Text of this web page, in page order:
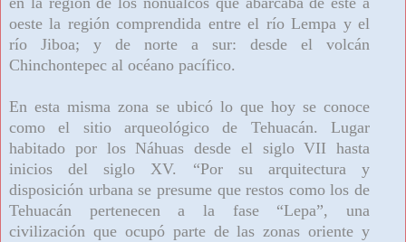
oeste la región comprendida entre el río Lempa y el
río Jiboa; y de norte a sur: desde el volcán
Chinchontepec al océano pacífico.
En esta misma zona se ubicó lo que hoy se conoce
como el sitio arqueológico de Tehuacán. Lugar
habitado por los Náhuas desde el siglo VII hasta
inicios del siglo XV. “Por su arquitectura y
disposición urbana se presume que restos como los de
Tehuacán pertenecen a la fase “Lepa”, una
civilización que ocupó parte de las zonas oriente y